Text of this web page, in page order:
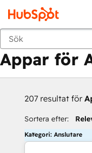
Tillbaka
Appar för
207 resultat för
Sortera efter:
Kategori: Anslutare